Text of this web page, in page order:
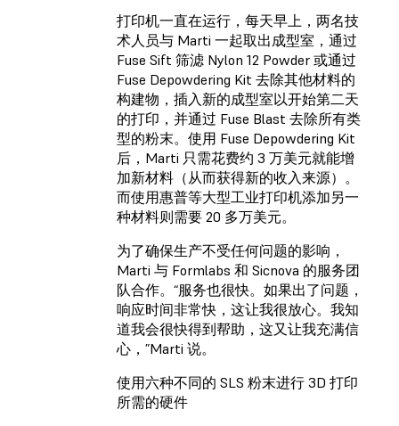
打印机一直在运行，每天早上，两名技
术人员与 Marti 一起取出成型室，通过
Fuse Sift 筛滤 Nylon 12 Powder 或通过
Fuse Depowdering Kit 去除其他材料的
构建物，插入新的成型室以开始第二天
的打印，并通过 Fuse Blast 去除所有类
型的粉末。使用 Fuse Depowdering Kit
后，Marti 只需花费约 3 万美元就能增
加新材料（从而获得新的收入来源）。
而使用惠普等大型工业打印机添加另一
种材料则需要 20 多万美元。
为了确保生产不受任何问题的影响，
Marti 与 Formlabs 和 Sicnova 的服务团
队合作。“服务也很快。如果出了问题，
响应时间非常快，这让我很放心。我知
道我会很快得到帮助，这又让我充满信
心，”Marti 说。
使用六种不同的 SLS 粉末进行 3D 打印
所需的硬件